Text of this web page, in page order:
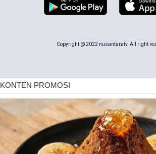
Copyright @ 2022 nusantaratv. All right